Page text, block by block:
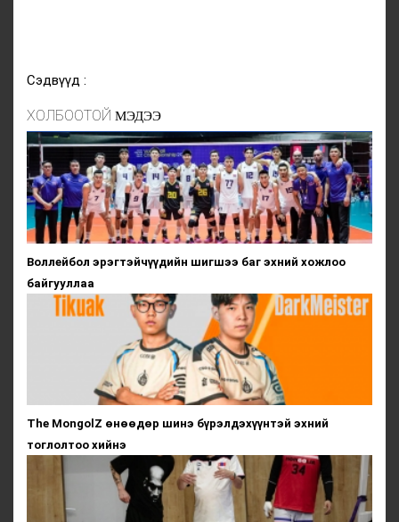
Сэдвүүд :
ХОЛБООТОЙ МЭДЭЭ
Воллейбол эрэгтэйчүүдийн шигшээ баг эхний хожлоо
байгууллаа
The MongolZ өнөөдөр шинэ бүрэлдэхүүнтэй эхний
тоглолтоо хийнэ